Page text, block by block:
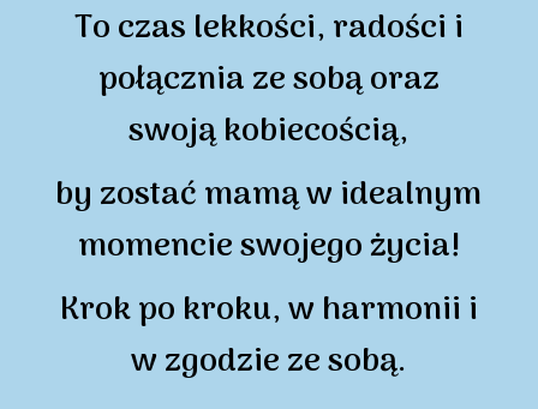
To czas lekkości, radości i
połącznia ze sobą oraz
swoją kobiecością,
by zostać mamą w idealnym
momencie swojego życia!
Krok po kroku, w harmonii i
w zgodzie ze sobą.